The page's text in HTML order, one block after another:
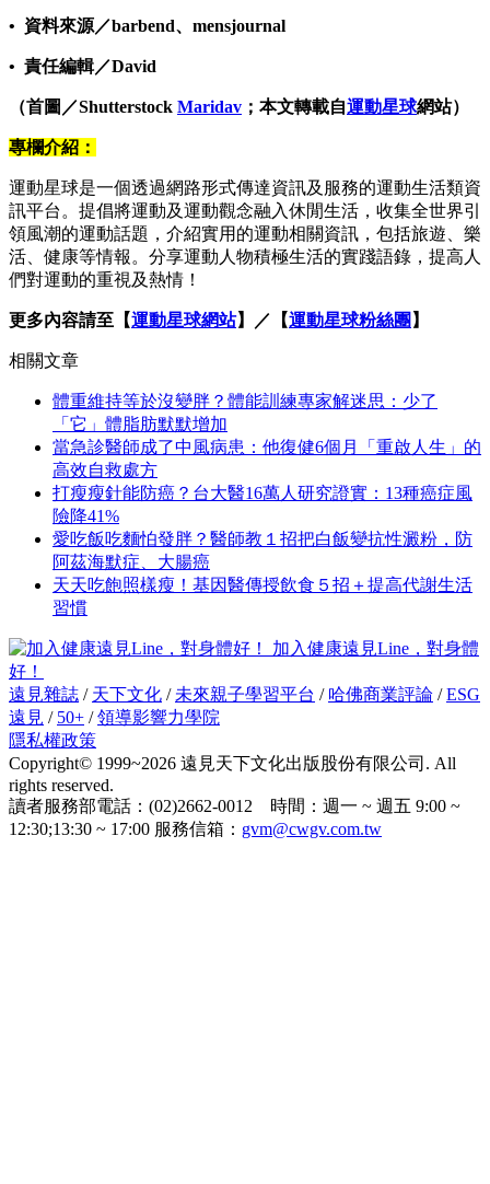
• 資料來源／barbend、mensjournal​
• 責任編輯／David
（首圖／Shutterstock Maridav ；本文轉載自運動星球網站）
專欄介紹：
運動星球是一個透過網路形式傳達資訊及服務的運動生活類資
訊平台。提倡將運動及運動觀念融入休閒生活，收集全世界引
領風潮的運動話題，介紹實用的運動相關資訊，包括旅遊、樂
活、健康等情報。分享運動人物積極生活的實踐語錄，提高人
們對運動的重視及熱情！
更多內容請至【運動星球網站】／【運動星球粉絲團 】
相關文章
體重維持等於沒變胖？體能訓練專家解迷思：少了
「它」體脂肪默默增加
當急診醫師成了中風病患：他復健6個月「重啟人生」的
高效自救處方
打瘦瘦針能防癌？台大醫16萬人研究證實：13種癌症風
險降41%
愛吃飯吃麵怕發胖？醫師教１招把白飯變抗性澱粉，防
阿茲海默症、大腸癌
天天吃飽照樣瘦！基因醫傳授飲食５招＋提高代謝生活
習慣
加入健康遠見Line，對身體
好！
遠見雜誌 / 天下文化 / 未來親子學習平台 / 哈佛商業評論 /ESG
遠見 / 50+ /領導影響力學院
隱私權政策
Copyright© 1999~2026 遠見天下文化出版股份有限公司. All
rights reserved.
讀者服務部電話：(02)2662-0012 時間：週一 ~ 週五 9:00 ~
12:30;13:30 ~ 17:00 服務信箱： gvm@cwgv.com.tw